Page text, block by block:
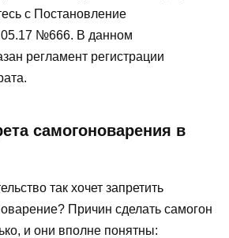
с Постановление
№666. В данном
регламент регистрации
самогоноварения в
так хочет запретить
Причин сделать самогон
и они вполне понятны: